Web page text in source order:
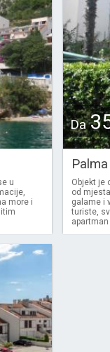
u
more i
Da
Palma
Objekt je
od
galame i
turiste,
apartman